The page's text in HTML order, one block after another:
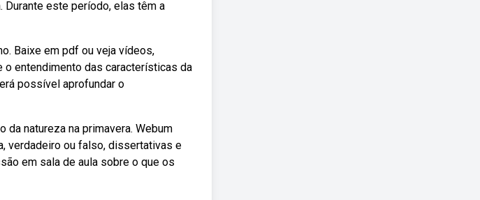
Durante este período, elas têm a
Baixe em pdf ou veja vídeos,
o entendimento das características da
possível aprofundar o
natureza na primavera. Webum
verdadeiro ou falso, dissertativas e
em sala de aula sobre o que os